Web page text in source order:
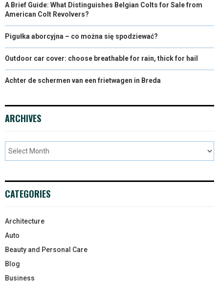
A Brief Guide: What Distinguishes Belgian Colts for Sale from
American Colt Revolvers?
Pigułka aborcyjna – co można się spodziewać?
Outdoor car cover: choose breathable for rain, thick for hail
Achter de schermen van een frietwagen in Breda
ARCHIVES
CATEGORIES
Architecture
Auto
Beauty and Personal Care
Blog
Business